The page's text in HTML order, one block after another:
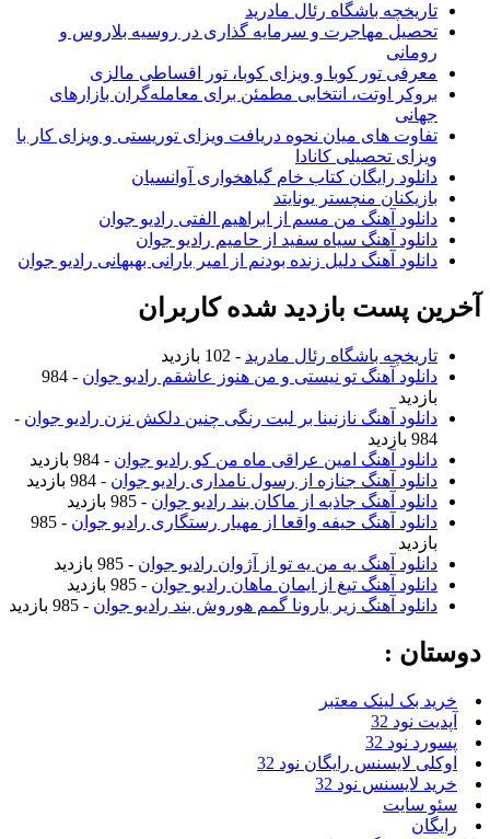
تاریخچه باشگاه رئال مادرید
تحصیل مهاجرت و سرمایه گذاری در روسیه بلاروس و
رومانی
معرفی تور کوبا و ویزای کوبا، تور اقساطی مالزی
بروکر اوتت، انتخابی مطمئن برای معامله‌گران بازارهای
جهانی
تفاوت های میان نحوه دریافت ویزای توریستی و ویزای کار با
ویزای تحصیلی کانادا
دانلود رایگان کتاب خام گیاهخواری آوانسیان
بازیکنان منچستر یونایتد
دانلود آهنگ من مسم از ابراهیم الفتی رادیو جوان
دانلود آهنگ سیاه سفید از حامیم رادیو جوان
دانلود آهنگ دلیل زنده بودنم از امیر بارانی بهبهانی رادیو جوان
آخرین پست بازدید شده کاربران
تاریخچه باشگاه رئال مادرید - 102 بازدید
دانلود آهنگ تو نیستی و من هنوز عاشقم رادیو جوان
- 984
بازدید
دانلود آهنگ نازنینا بر لبت رنگی چنین دلکش نزن رادیو جوان -
984 بازدید
دانلود آهنگ امین عراقی ماه من کو رادیو جوان - 984 بازدید
دانلود آهنگ جنازه از رسول نامداری رادیو جوان - 984 بازدید
دانلود آهنگ جاذبه از ماکان بند رادیو جوان - 985 بازدید
دانلود آهنگ حیفه واقعا از مهیار رستگاری رادیو جوان
- 985
بازدید
دانلود آهنگ یه من یه تو از آژوان رادیو جوان - 985 بازدید
دانلود آهنگ تیغ از ایمان ماهان رادیو جوان - 985 بازدید
دانلود آهنگ زیر بارونا گمم هوروش بند رادیو جوان - 985 بازدید
دوستان :
خرید بک لینک معتبر
آپدیت نود 32
پسورد نود 32
اوکلی لایسنس رایگان نود 32
خرید لایسنس نود 32
سئو سایت
رایگان